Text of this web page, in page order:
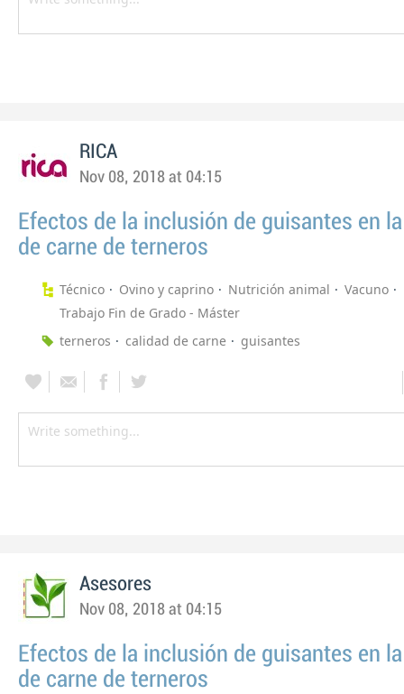
RICA
Nov 08, 2018 at 04:15
Efectos de la inclusión de guisantes en
de carne de terneros
Técnico Ovino y caprino Nutrición animal
Vacuno
Trabajo Fin de Grado - Máster
terneros
calidad de carne guisantes
Asesores
Nov 08, 2018 at 04:15
Efectos de la inclusión de guisantes en
de carne de terneros